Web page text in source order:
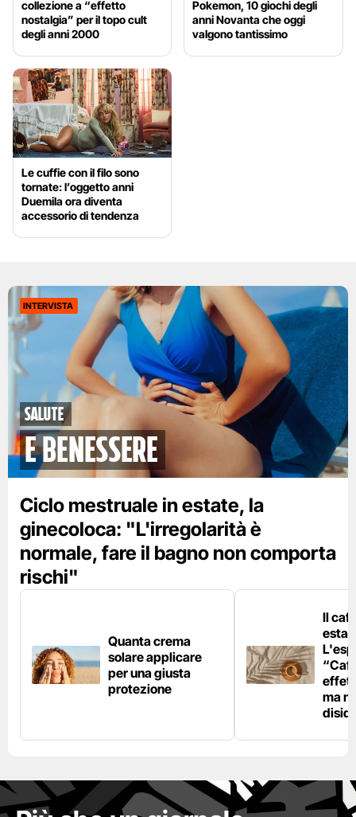
collezione a “effetto
nostalgia” per il topo cult
degli anni 2000
Pokemon, 10 giochi degli
anni Novanta che oggi
valgono tantissimo
Le cuffie con il filo sono
tornate: l’oggetto anni
Duemila ora diventa
accessorio di tendenza
INTERVISTA
Salute
e benessere
Ciclo mestruale in estate, la
ginecoloca: "L'irregolarità è
normale, fare il bagno non comporta
rischi"
Quanta crema
solare applicare
per una giusta
protezione
Il
ma